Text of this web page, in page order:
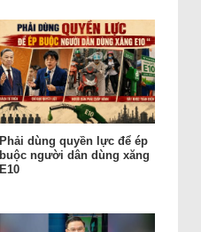
Phải dùng quyền lực để ép
buộc người dân dùng xăng
E10